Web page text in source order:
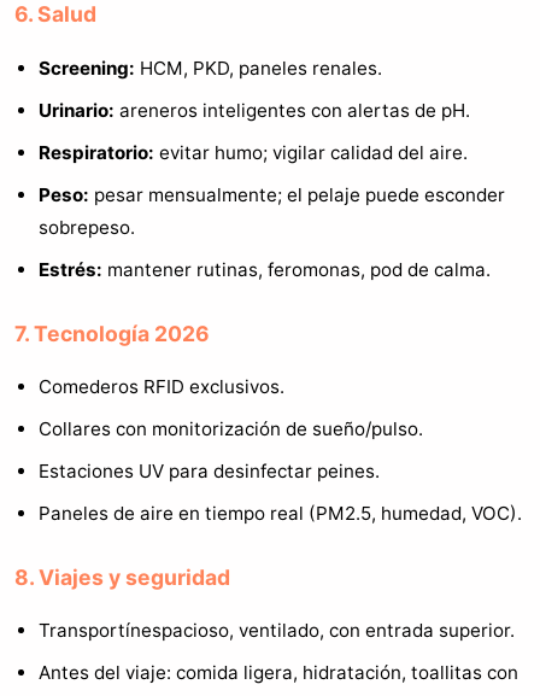
6. Salud
Screening: HCM, PKD, paneles renales.
Urinario: areneros inteligentes con alertas de pH.
Respiratorio: evitar humo; vigilar calidad del aire.
Peso: pesar mensualmente; el pelaje puede esconder
sobrepeso.
Estrés: mantener rutinas, feromonas, pod de calma.
7. Tecnología 2026
Comederos RFID exclusivos.
Collares con monitorización de sueño/pulso.
Estaciones UV para desinfectar peines.
Paneles de aire en tiempo real (PM2.5, humedad, VOC).
8. Viajes y seguridad
Transportínespacioso, ventilado, con entrada superior.
Antes del viaje: comida ligera, hidratación, toallitas con